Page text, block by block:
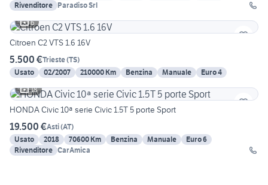
Rivenditore Paradiso Srl
6
Citroen C2 VTS 1.6 16V
5.500 €Trieste(TS)
Usato
02/2007 210000 Km Benzina Manuale
Euro 4
18
HONDA Civic 10ª serie Civic 1.5T 5 porte Sport
19.500 €Asti(AT)
Usato
2018 70600 Km Benzina Manuale
Euro 6
Rivenditore CarAmica